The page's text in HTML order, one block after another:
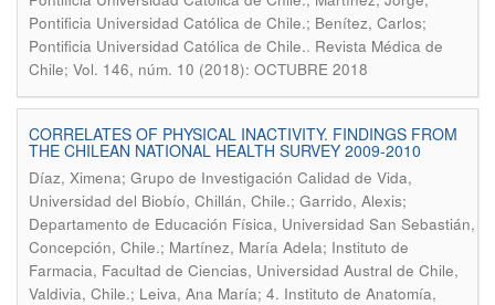
Pontificia Universidad Católica de Chile.; Benítez, Carlos;
Pontificia Universidad Católica de Chile.. Revista Médica de
Chile; Vol. 146, núm. 10 (2018): OCTUBRE 2018
CORRELATES OF PHYSICAL INACTIVITY. FINDINGS FROM
THE CHILEAN NATIONAL HEALTH SURVEY 2009-2010
Díaz, Ximena; Grupo de Investigación Calidad de Vida,
Universidad del Biobío, Chillán, Chile.; Garrido, Alexis;
Departamento de Educación Física, Universidad San Sebastián,
Concepción, Chile.; Martínez, María Adela; Instituto de
Farmacia, Facultad de Ciencias, Universidad Austral de Chile,
Valdivia, Chile.; Leiva, Ana María; 4. Instituto de Anatomía,